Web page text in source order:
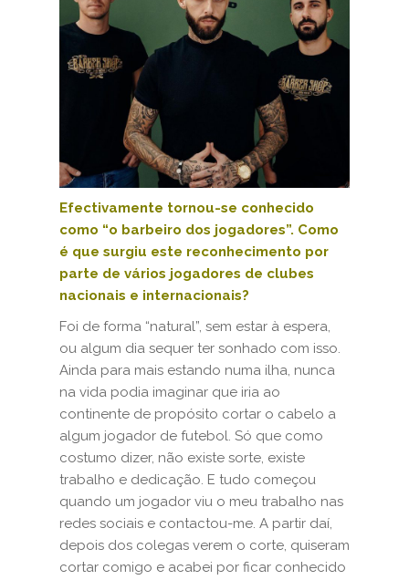
Efectivamente tornou-se conhecido
como “o barbeiro dos jogadores”. Como
é que surgiu este reconhecimento por
parte de vários jogadores de clubes
nacionais e internacionais?
Foi de forma “natural”, sem estar à espera,
ou algum dia sequer ter sonhado com isso.
Ainda para mais estando numa ilha, nunca
na vida podia imaginar que iria ao
continente de propósito cortar o cabelo a
algum jogador de futebol. Só que como
costumo dizer, não existe sorte, existe
trabalho e dedicação. E tudo começou
quando um jogador viu o meu trabalho nas
redes sociais e contactou-me. A partir daí,
depois dos colegas verem o corte, quiseram
cortar comigo e acabei por ficar conhecido